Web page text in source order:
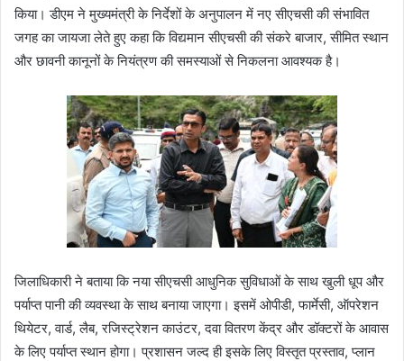
किया। डीएम ने मुख्यमंत्री के निर्देशों के अनुपालन में नए सीएचसी की संभावित
जगह का जायजा लेते हुए कहा कि विद्यमान सीएचसी की संकरे बाजार, सीमित स्थान
और छावनी कानूनों के नियंत्रण की समस्याओं से निकलना आवश्यक है।
जिलाधिकारी ने बताया कि नया सीएचसी आधुनिक सुविधाओं के साथ खुली धूप और
पर्याप्त पानी की व्यवस्था के साथ बनाया जाएगा। इसमें ओपीडी, फार्मेसी, ऑपरेशन
थियेटर, वार्ड, लैब, रजिस्ट्रेशन काउंटर, दवा वितरण केंद्र और डॉक्टरों के आवास
के लिए पर्याप्त स्थान होगा। प्रशासन जल्द ही इसके लिए विस्तृत प्रस्ताव, प्लान